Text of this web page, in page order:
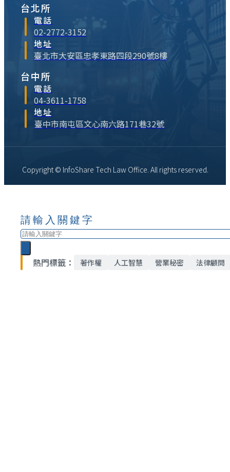
台北所
電話
02-2772-3152
地址
臺北市大安區忠孝東路四段290號8樓
台中所
電話
04-3611-1758
地址
臺中市南屯區文心南六路171巷32號
Copyright © InfoShare Tech Law Office. All rights reserved.
請輸入關鍵字
搜
尋
熱門標籤：
著作權 人工智慧 營業秘密 法律顧問